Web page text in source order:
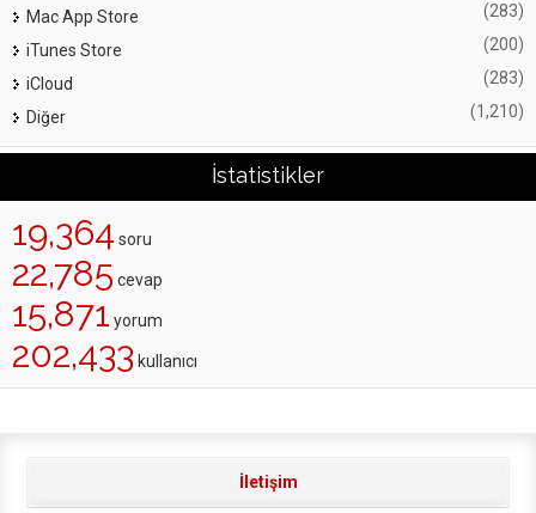
Mac App Store (283)
iTunes Store (200)
iCloud (283)
Diğer (1,210)
İstatistikler
19,364 soru
22,785 cevap
15,871 yorum
202,433 kullanıcı
İletişim